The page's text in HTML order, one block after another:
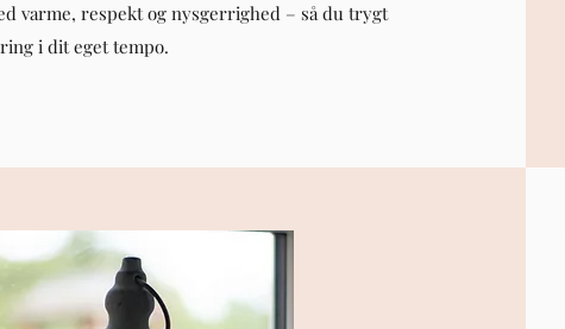
varme, respekt og nysgerrighed – så du trygt
i dit eget tempo.